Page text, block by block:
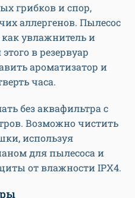
грибков и спор,
аллергенов. Пылесос
увлажнитель и
в резервуар
ароматизатор и
часа.
без аквафильтра с
Возможно чистить
используя
для пылесоса и
от влажности IPX4.